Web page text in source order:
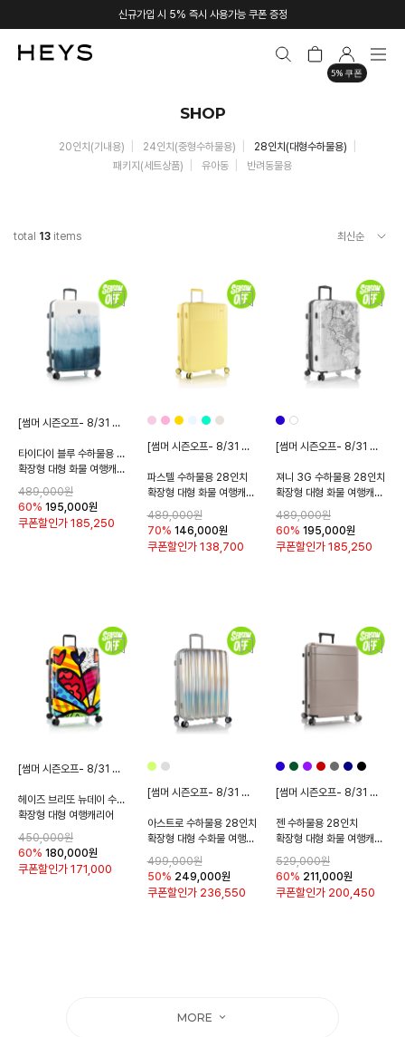
신규가입 시 5% 즉시 사용가능 쿠폰 증정
5% 쿠폰
SHOP
20인치(기내용) 24인치(중형수하물용)
28인치(대형수하물용)
패키지(세트상품)
유아동 반려동물용
total 13 items
[썸머 시즌오프- 8/31 종료]
타이다이 블루 수하물용 28인치
확장형 대형 화물 여행캐리어
489,000원
60% 195,000원
쿠폰할인가 185,250
[썸머 시즌오프- 8/31 종료]
파스텔 수하물용 28인치
확장형 대형 화물 여행캐리어
489,000원
70% 146,000원
쿠폰할인가 138,700
[썸머 시즌오프- 8/31 종료]
져니 3G 수하물용 28인치
확장형 대형 화물 여행캐리어
489,000원
60% 195,000원
쿠폰할인가185,250
[썸머 시즌오프- 8/31 종료]
헤이즈 브리또 뉴데이 수하물용 28인치
확장형 대형 여행캐리어
450,000원
60% 180,000원
쿠폰할인가 171,000
[썸머 시즌오프- 8/31 종료]
아스트로 수하물용 28인치
확장형 대형 수화물 여행캐리어
499,000원
50% 249,000원
쿠폰할인가 236,550
[썸머 시즌오프- 8/31 종료]
젠 수하물용 28인치
확장형 대형 화물 여행캐리어
529,000원
60% 211,000원
쿠폰할인가 200,450
MORE